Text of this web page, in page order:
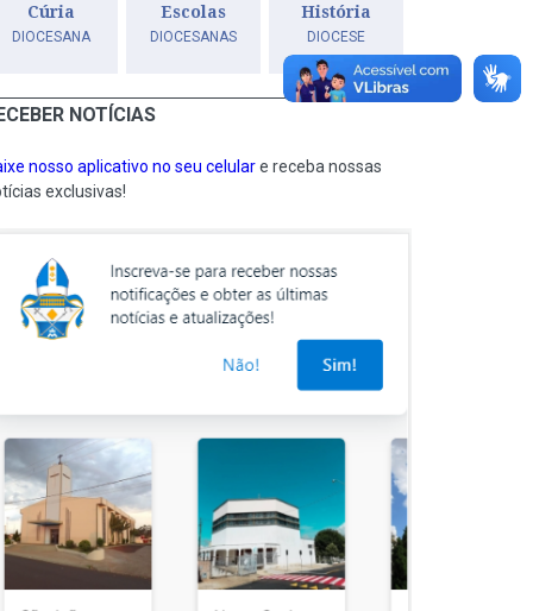
Cúria
DIOCESANA
Escolas
DIOCESANAS
História
DIOCESE
NOTÍCIAS
nosso aplicativo no seu celulare receba nossas
exclusivas!